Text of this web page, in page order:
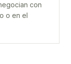
con
o en el